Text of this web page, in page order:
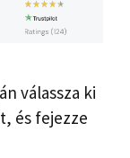
válassza ki
és fejezze